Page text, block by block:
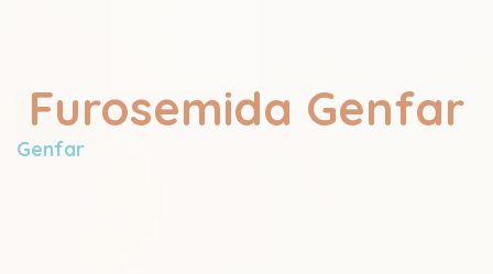
Furosemida Genfar
Genfar